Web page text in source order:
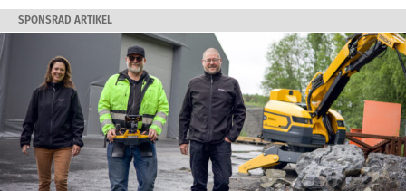
SPONSRAD ARTIKEL